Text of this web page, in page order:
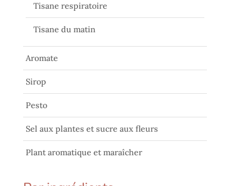
Tisane respiratoire
Tisane du matin
Aromate
Sirop
Pesto
Sel aux plantes et sucre aux fleurs
Plant aromatique et maraîcher